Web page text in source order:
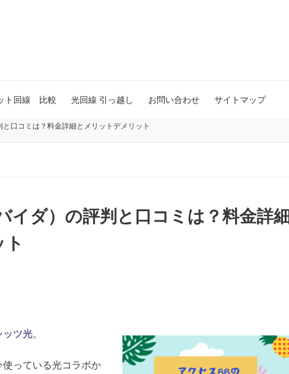
ト回線 比較 光回線 引っ越し お問い合わせ サイトマップ
口コミは？料金詳細とメリットデメリット
イダ）の評判と口コミは？料金詳細
ッツ光。
っている光コラボか